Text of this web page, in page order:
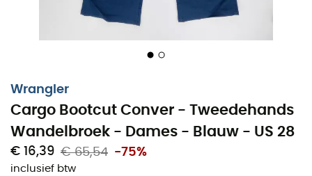
Wrangler
Cargo Bootcut Conver - Tweedehands
Wandelbroek - Dames - Blauw - US 28
€ 16,39 € 65,54 -75%
inclusief btw